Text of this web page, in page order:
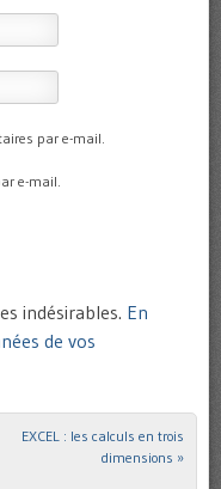
par e-mail.
e-mail.
indésirables. En
de vos
EXCEL : les calculs en trois
dimensions »